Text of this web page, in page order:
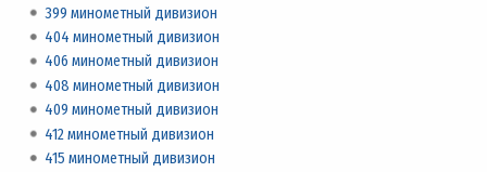
399 минометный дивизион
404 минометный дивизион
406 минометный дивизион
408 минометный дивизион
409 минометный дивизион
412 минометный дивизион
415 минометный дивизион